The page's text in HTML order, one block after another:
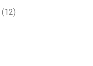
(12)